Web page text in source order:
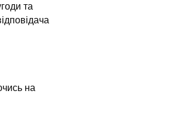
та
на